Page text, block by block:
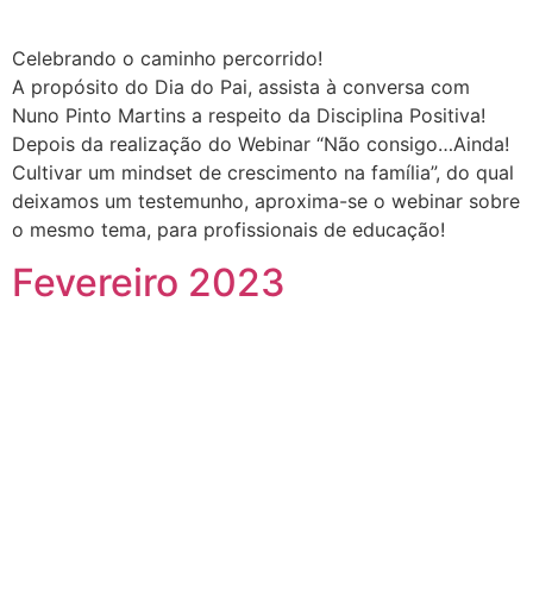
Celebrando o caminho percorrido!
A propósito do Dia do Pai, assista à conversa com
Nuno Pinto Martins a respeito da Disciplina Positiva!
Depois da realização do Webinar “Não consigo…Ainda!
Cultivar um mindset de crescimento na família”, do qual
deixamos um testemunho, aproxima-se o webinar sobre
o mesmo tema, para profissionais de educação!
Fevereiro 2023